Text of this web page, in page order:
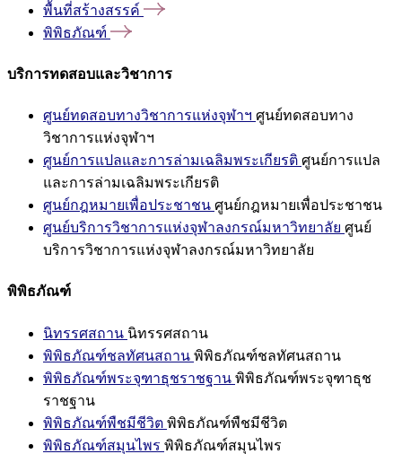
พื้นที่สร้างสรรค์
พิพิธภัณฑ์
บริการทดสอบและวิชาการ
ศูนย์ทดสอบทางวิชาการแห่งจุฬาฯ ศูนย์ทดสอบทาง
วิชาการแห่งจุฬาฯ
ศูนย์การแปลและการล่ามเฉลิมพระเกียรติ ศูนย์การแปล
และการล่ามเฉลิมพระเกียรติ
ศูนย์กฎหมายเพื่อประชาชน ศูนย์กฎหมายเพื่อประชาชน
ศูนย์บริการวิชาการแห่งจุฬาลงกรณ์มหาวิทยาลัย ศูนย์
บริการวิชาการแห่งจุฬาลงกรณ์มหาวิทยาลัย
พิพิธภัณฑ์
นิทรรศสถาน นิทรรศสถาน
พิพิธภัณฑ์ชลทัศนสถาน พิพิธภัณฑ์ชลทัศนสถาน
พิพิธภัณฑ์พระจุฑาธุชราชฐาน พิพิธภัณฑ์พระจุฑาธุช
ราชฐาน
พิพิธภัณฑ์พืชมีชีวิต พิพิธภัณฑ์พืชมีชีวิต
พิพิธภัณฑ์สมุนไพร พิพิธภัณฑ์สมุนไพร